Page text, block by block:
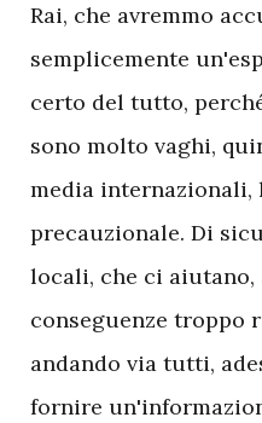
Rai, che avremmo
semplicemente
certo del tutto,
sono molto vaghi,
media internazionali,
precauzionale. Di
locali, che ci aiutano,
conseguenze troppo
andando via tutti,
fornire